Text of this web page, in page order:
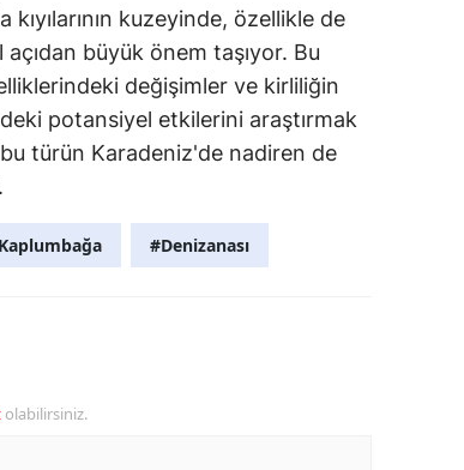
kıyılarının kuzeyinde, özellikle de
büyük önem taşıyor. Bu
değişimler ve kirliliğin
potansiyel etkilerini araştırmak
türün Karadeniz'de nadiren de
#Denizanası
olabilirsiniz.